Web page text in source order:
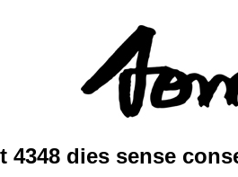
4348 dies sense